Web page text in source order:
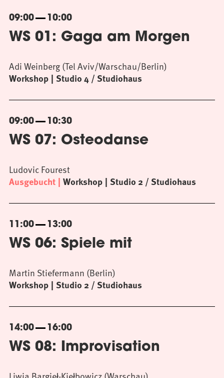
09:00 10:00
WS 01: Gaga am Morgen
Workshop Studio 4 / Studiohaus
Adi Weinberg (Tel Aviv/Warschau/Berlin)
09:00 10:30
WS 07: Osteodanse
Ausgebucht Workshop Studio 2 / Studiohaus
Ludovic Fourest
11:00 13:00
WS 06: Spiele mit
Workshop Studio 2 / Studiohaus
Martin Stiefermann (Berlin)
14:00 16:00
WS 08: Improvisation